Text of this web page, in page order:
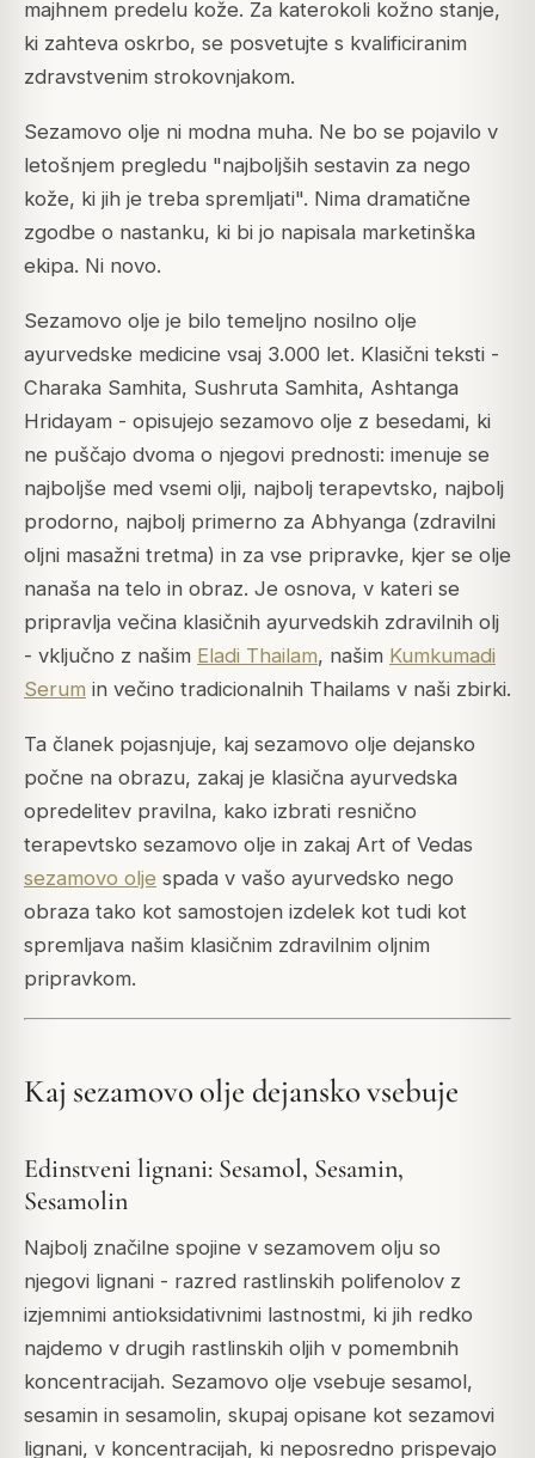
majhnem predelu kože. Za katerokoli kožno stanje,
ki zahteva oskrbo, se posvetujte s kvalificiranim
zdravstvenim strokovnjakom.
Sezamovo olje ni modna muha. Ne bo se pojavilo v
letošnjem pregledu "najboljših sestavin za nego
kože, ki jih je treba spremljati". Nima dramatične
zgodbe o nastanku, ki bi jo napisala marketinška
ekipa. Ni novo.
Sezamovo olje je bilo temeljno nosilno olje
ayurvedske medicine vsaj 3.000 let. Klasični teksti -
Charaka Samhita, Sushruta Samhita, Ashtanga
Hridayam - opisujejo sezamovo olje z besedami, ki
ne puščajo dvoma o njegovi prednosti: imenuje se
najboljše med vsemi olji, najbolj terapevtsko, najbolj
prodorno, najbolj primerno za Abhyanga (zdravilni
oljni masažni tretma) in za vse pripravke, kjer se olje
nanaša na telo in obraz. Je osnova, v kateri se
pripravlja večina klasičnih ayurvedskih zdravilnih olj
- vključno z našim Eladi Thailam, našim Kumkumadi
Serum in večino tradicionalnih Thailams v naši zbirki.
Ta članek pojasnjuje, kaj sezamovo olje dejansko
počne na obrazu, zakaj je klasična ayurvedska
opredelitev pravilna, kako izbrati resnično
terapevtsko sezamovo olje in zakaj Art of Vedas
sezamovo olje spada v vašo ayurvedsko nego
obraza tako kot samostojen izdelek kot tudi kot
spremljava našim klasičnim zdravilnim oljnim
pripravkom.
Kaj sezamovo olje dejansko vsebuje
Edinstveni lignani: Sesamol, Sesamin,
Sesamolin
Najbolj značilne spojine v sezamovem olju so
njegovi lignani - razred rastlinskih polifenolov z
izjemnimi antioksidativnimi lastnostmi, ki jih redko
najdemo v drugih rastlinskih oljih v pomembnih
koncentracijah. Sezamovo olje vsebuje sesamol,
sesamin in sesamolin, skupaj opisane kot sezamovi
lignani, v koncentracijah, ki neposredno prispevajo